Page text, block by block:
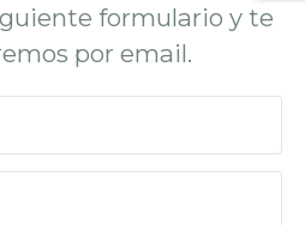
formulario y te
por email.